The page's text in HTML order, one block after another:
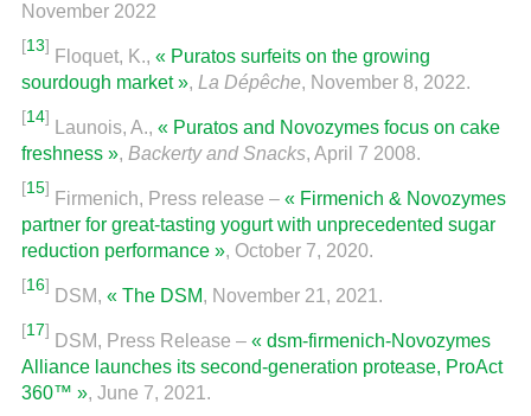
November 2022
[13]
Floquet, K., « Puratos surfeits on the growing
sourdough market », La Dépêche, November 8, 2022.
[14]
Launois, A., « Puratos and Novozymes focus on cake
freshness », Backerty and Snacks, April 7 2008.
[15]
Firmenich, Press release – « Firmenich & Novozymes
partner for great-tasting yogurt with unprecedented sugar
reduction performance », October 7, 2020.
[16]
DSM, « The DSM, November 21, 2021.
[17]
DSM, Press Release – « dsm-firmenich-Novozymes
Alliance launches its second-generation protease, ProAct
360™ », June 7, 2021.